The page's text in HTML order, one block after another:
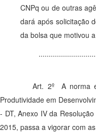
CNPq ou de outras
dará após solicitação
da bolsa que motivou
Art. 2º A norma
Produtividade em
- DT, Anexo IV da
2015, passa a vigorar com